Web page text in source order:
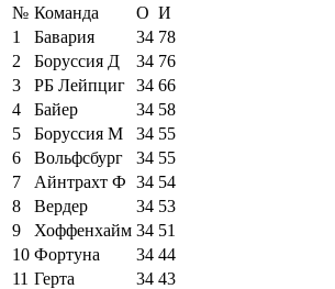
№ Команда О И
1
Бавария 34 78
2
Боруссия Д 34 76
3
РБ Лейпциг 34 66
4
Байер 34 58
5
Боруссия М 34 55
6
Вольфсбург 34 55
7
Айнтрахт Ф 34 54
8
Вердер 34 53
9
Хоффенхайм 34 51
10 Фортуна 34 44
11 Герта 34 43